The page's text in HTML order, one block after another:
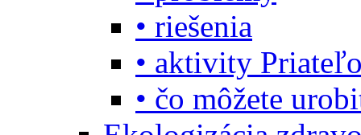
• riešenia
• aktivity
• čo môžete